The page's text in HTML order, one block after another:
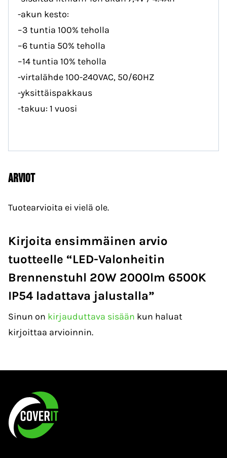
-akun kesto:
–3 tuntia 100% teholla
–6 tuntia 50% teholla
–14 tuntia 10% teholla
-virtalähde 100-240VAC, 50/60HZ
-yksittäispakkaus
-takuu: 1 vuosi
Arviot
Tuotearvioita ei vielä ole.
Kirjoita ensimmäinen arvio
tuotteelle “LED-Valonheitin
Brennenstuhl 20W 2000lm 6500K
IP54 ladattava jalustalla”
Sinun on kirjauduttava sisään kun haluat
kirjoittaa arvioinnin.